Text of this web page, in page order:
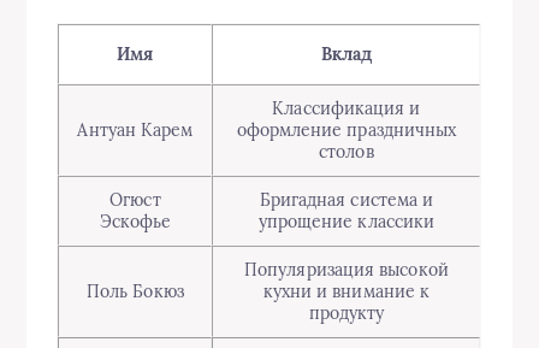
Имя Вклад
Антуан Карем
Классификация и
оформление праздничных
столов
Огюст
Эскофье
Бригадная система и
упрощение классики
Поль Бокюз
Популяризация высокой
кухни и внимание к
продукту